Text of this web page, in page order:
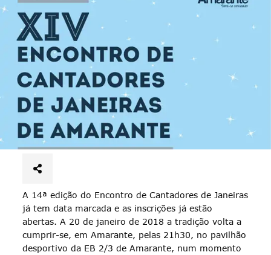
Categorias gerais
Filtros
A 14ª edição do Encontro de Cantadores de Janeiras
já tem data marcada e as inscrições já estão
abertas. A 20 de janeiro de 2018 a tradição volta a
cumprir-se, em Amarante, pelas 21h30, no pavilhão
desportivo da EB 2/3 de Amarante, num momento